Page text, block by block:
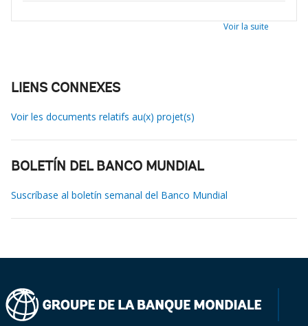
Voir la suite
LIENS CONNEXES
Voir les documents relatifs au(x) projet(s)
BOLETÍN DEL BANCO MUNDIAL
Suscríbase al boletín semanal del Banco Mundial